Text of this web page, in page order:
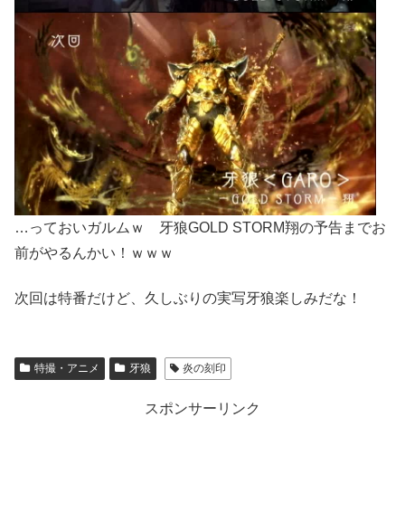
…っておいガルムｗ 牙狼GOLD STORM翔の予告までお
前がやるんかい！ｗｗｗ
次回は特番だけど、久しぶりの実写牙狼楽しみだな！
特撮・アニメ 牙狼 炎の刻印
スポンサーリンク